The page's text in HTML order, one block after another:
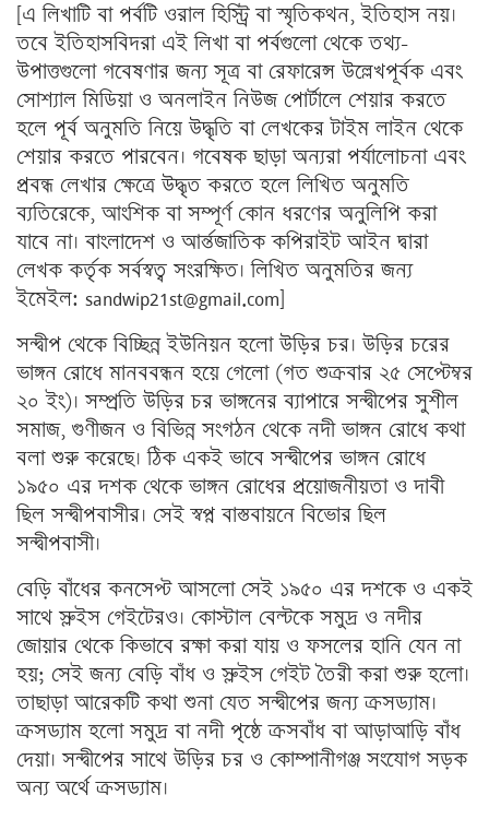
[এ লিখাটি বা পর্বটি ওরাল হিস্ট্রি বা স্মৃতিকথন, ইতিহাস নয়।
তবে ইতিহাসবিদরা এই লিখা বা পর্বগুলো থেকে তথ্য-
উপাত্তগুলো গবেষণার জন্য সূত্র বা রেফারেন্স উল্লেখপূর্বক এবং
সোশ্যাল মিডিয়া ও অনলাইন নিউজ পোর্টালে শেয়ার করতে
হলে পূর্ব অনুমতি নিয়ে উদ্ধৃতি বা লেখকের টাইম লাইন থেকে
শেয়ার করতে পারবেন। গবেষক ছাড়া অন্যরা পর্যালোচনা এবং
প্রবন্ধ লেখার ক্ষেত্রে উদ্ধৃত করতে হলে লিখিত অনুমতি
ব্যতিরেকে, আংশিক বা সম্পূর্ণ কোন ধরণের অনুলিপি করা
যাবে না। বাংলাদেশ ও আর্ন্তজাতিক কপিরাইট আইন দ্বারা
লেখক কর্তৃক সর্বস্বত্ব সংরক্ষিত। লিখিত অনুমতির জন্য
ইমেইল: sandwip21st@gmail.com]
সন্দ্বীপ থেকে বিচ্ছিন্ন ইউনিয়ন হলো উড়ির চর। উড়ির চরের
ভাঙ্গন রোধে মানববন্ধন হয়ে গেলো (গত শুক্রবার ২৫ সেপ্টেম্বর
২০ ইং)। সম্প্রতি উড়ির চর ভাঙ্গনের ব্যাপারে সন্দ্বীপের সুশীল
সমাজ, গুণীজন ও বিভিন্ন সংগঠন থেকে নদী ভাঙ্গন রোধে কথা
বলা শুরু করেছে। ঠিক একই ভাবে সন্দ্বীপের ভাঙ্গন রোধে
১৯৫০ এর দশক থেকে ভাঙ্গন রোধের প্রয়োজনীয়তা ও দাবী
ছিল সন্দ্বীপবাসীর। সেই স্বপ্ন বাস্তবায়নে বিভোর ছিল
সন্দ্বীপবাসী।
বেড়ি বাঁধের কনসেপ্ট আসলো সেই ১৯৫০ এর দশকে ও একই
সাথে স্লুইস গেইটেরও। কোস্টাল বেল্টকে সমুদ্র ও নদীর
জোয়ার থেকে কিভাবে রক্ষা করা যায় ও ফসলের হানি যেন না
হয়; সেই জন্য বেড়ি বাঁধ ও স্লুইস গেইট তৈরী করা শুরু হলো।
তাছাড়া আরেকটি কথা শুনা যেত সন্দ্বীপের জন্য ক্রসড্যাম।
ক্রসড্যাম হলো সমুদ্র বা নদী পৃষ্ঠে ক্রসবাঁধ বা আড়াআড়ি বাঁধ
দেয়া। সন্দ্বীপের সাথে উড়ির চর ও কোম্পানীগঞ্জ সংযোগ সড়ক
অন্য অর্থে ক্রসড্যাম।